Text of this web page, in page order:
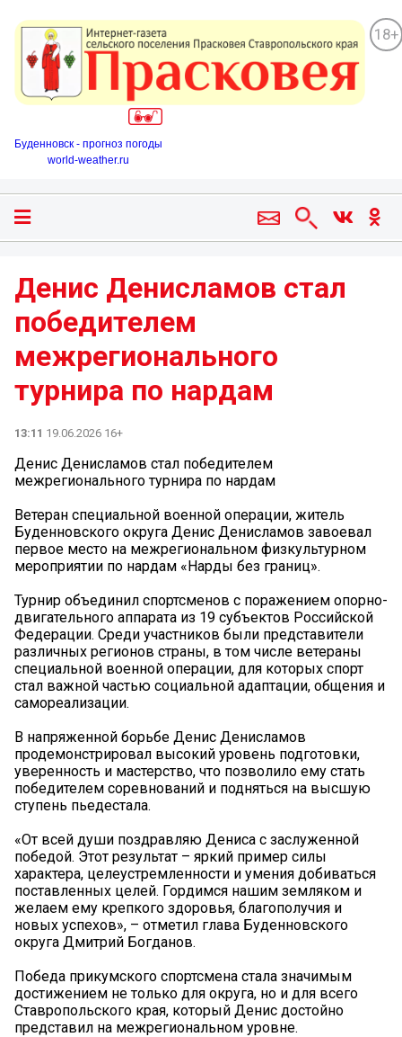
18+
Буденновск - прогноз погоды
world-weather.ru
Денис Денисламов стал
победителем
межрегионального
турнира по нардам
13:11 19.06.2026 16+
Денис Денисламов стал победителем
межрегионального турнира по нардам
Ветеран специальной военной операции, житель
Буденновского округа Денис Денисламов завоевал
первое место на межрегиональном физкультурном
мероприятии по нардам «Нарды без границ».
Турнир объединил спортсменов с поражением опорно-
двигательного аппарата из 19 субъектов Российской
Федерации. Среди участников были представители
различных регионов страны, в том числе ветераны
специальной военной операции, для которых спорт
стал важной частью социальной адаптации, общения и
самореализации.
В напряженной борьбе Денис Денисламов
продемонстрировал высокий уровень подготовки,
уверенность и мастерство, что позволило ему стать
победителем соревнований и подняться на высшую
ступень пьедестала.
«От всей души поздравляю Дениса с заслуженной
победой. Этот результат – яркий пример силы
характера, целеустремленности и умения добиваться
поставленных целей. Гордимся нашим земляком и
желаем ему крепкого здоровья, благополучия и
новых успехов», – отметил глава Буденновского
округа Дмитрий Богданов.
Победа прикумского спортсмена стала значимым
достижением не только для округа, но и для всего
Ставропольского края, который Денис достойно
представил на межрегиональном уровне.